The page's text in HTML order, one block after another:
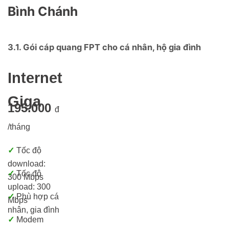
Bình Chánh
3.1. Gói cáp quang FPT cho cá nhân, hộ gia đình
Internet
Giga
195.000 đ
/tháng
✓ Tốc độ
download:
300 Mbps
✓Tốc độ
upload: 300
Mbps
✓Phù hợp cá
nhân, gia đình
✓ Modem